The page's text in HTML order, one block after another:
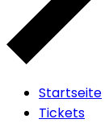
Startseite
Tickets